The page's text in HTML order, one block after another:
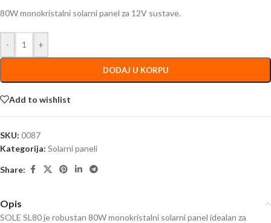
80W monokristalni solarni panel za 12V sustave.
- +
DODAJ U KORPU
Add to wishlist
SKU: 0087
Kategorija: Solarni paneli
Share:
Opis
SOLE SL80 je robustan 80W monokristalni solarni panel idealan za